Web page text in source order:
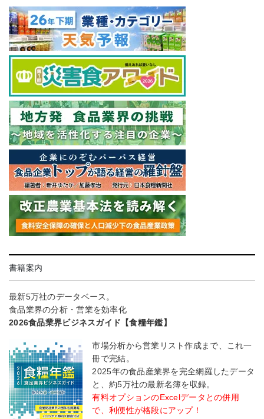
書籍案内
最新5万社のデータベース。
食品業界の分析・営業を効率化
2026食品業界ビジネスガイド【食糧年鑑】
市場分析から営業リスト作成まで、これ一
冊で完結。
2025年の食品産業界を完全網羅したデータ
と、約5万社の最新名簿を収録。
有料オプションのExcelデータとの併用
で、利便性が格段にアップ！